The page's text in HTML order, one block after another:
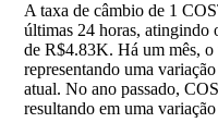
A taxa de câmbio de 1
últimas 24 horas,
de R$4.83K. Há um mês,
representando uma
atual. No ano passado,
resultando em uma